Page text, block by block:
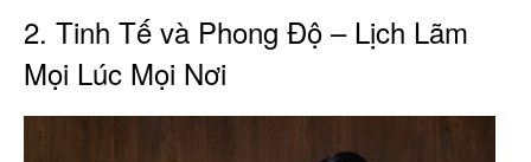
2. Tinh Tế và Phong Độ – Lịch Lãm
Mọi Lúc Mọi Nơi